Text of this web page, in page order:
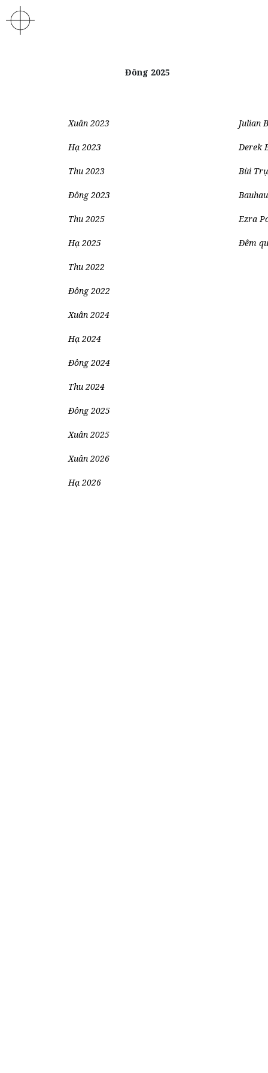
Đông 2025
Xuân 2023
Hạ 2023
Thu 2023
Đông 2023
Thu 2025
Hạ 2025
Thu 2022
Đông 2022
Xuân 2024
Hạ 2024
Đông 2024
Thu 2024
Đông 2025
Xuân 2025
Xuân 2026
Hạ 2026
Julian
Derek
Bùi
Ezra
Đêm